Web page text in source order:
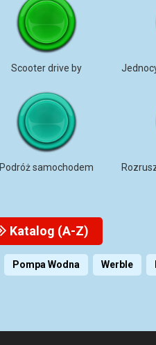
Scooter drive by
Podróż samochodem
Katalog (A-Z)
Pompa Wodna Werble